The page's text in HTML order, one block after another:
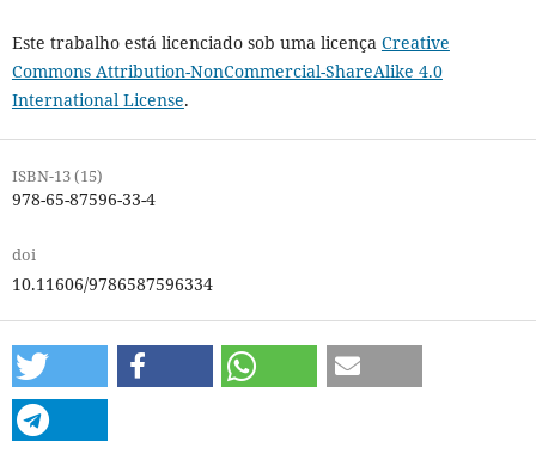
Este trabalho está licenciado sob uma licença Creative
Commons Attribution-NonCommercial-ShareAlike 4.0
International License.
ISBN-13 (15)
978-65-87596-33-4
doi
10.11606/9786587596334